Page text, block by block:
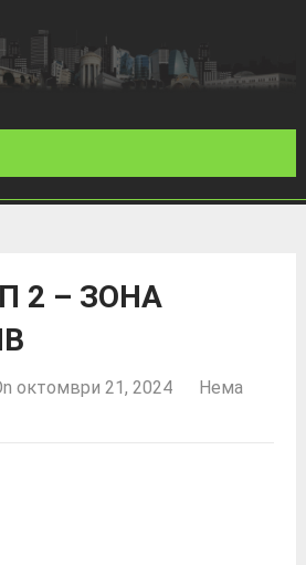
2 – ЗОНА
октомври 21, 2024
Нема